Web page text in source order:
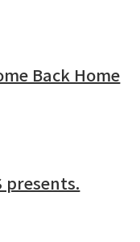
Back Home
presents.